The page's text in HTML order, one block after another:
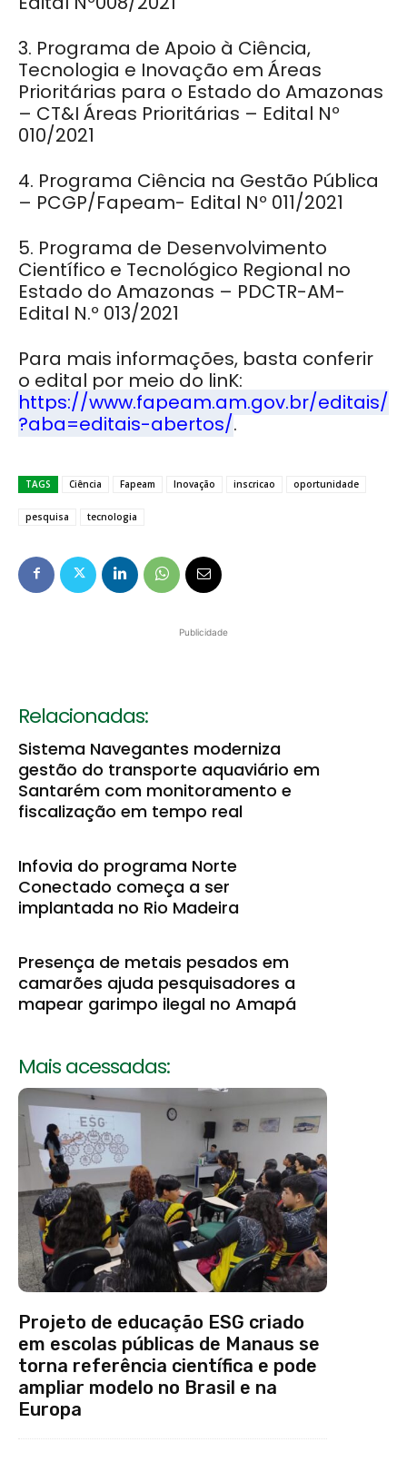
3. Programa de Apoio à Ciência,
Tecnologia e Inovação em Áreas
Prioritárias para o Estado do Amazonas
– CT&I Áreas Prioritárias – Edital Nº
010/2021
4. Programa Ciência na Gestão Pública
– PCGP/Fapeam- Edital Nº 011/2021
5. Programa de Desenvolvimento
Científico e Tecnológico Regional no
Estado do Amazonas – PDCTR-AM-
Edital N.º 013/2021
Para mais informações, basta conferir
o edital por meio do linK:
https://www.fapeam.am.gov.br/editais/
?aba=editais-abertos/.
TAGS Ciência Fapeam Inovação inscricao oportunidade
pesquisa tecnologia
Publicidade
Relacionadas:
Sistema Navegantes moderniza
gestão do transporte aquaviário em
Santarém com monitoramento e
fiscalização em tempo real
Infovia do programa Norte
Conectado começa a ser
implantada no Rio Madeira
Presença de metais pesados em
camarões ajuda pesquisadores a
mapear garimpo ilegal no Amapá
Mais acessadas:
Projeto de educação ESG criado
em escolas públicas de Manaus se
torna referência científica e pode
ampliar modelo no Brasil e na
Europa